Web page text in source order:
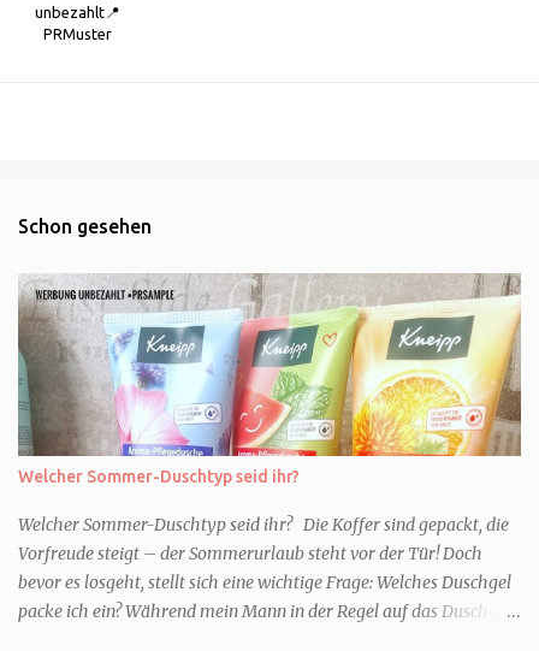
unbezahlt📍
PRMuster
Schon gesehen
Welcher Sommer-Duschtyp seid ihr?
Welcher Sommer-Duschtyp seid ihr? Die Koffer sind gepackt, die
Vorfreude steigt – der Sommerurlaub steht vor der Tür! Doch
bevor es losgeht, stellt sich eine wichtige Frage: Welches Duschgel
packe ich ein? Während mein Mann in der Regel auf das Duschgel